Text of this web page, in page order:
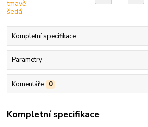
Kompletní specifikace
Parametry
Komentáře 0
Kompletní specifikace